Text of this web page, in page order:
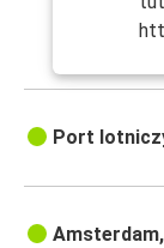
Port